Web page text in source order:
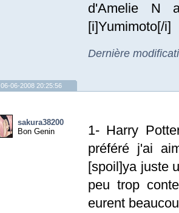
d'Amelie N
[i]Yumimoto[/i]
Dernière
06-06-2008 20:25:56
sakura38200
Bon Genin
1- Harry
préféré j'ai
[spoil]ya juste
peu trop
eurent